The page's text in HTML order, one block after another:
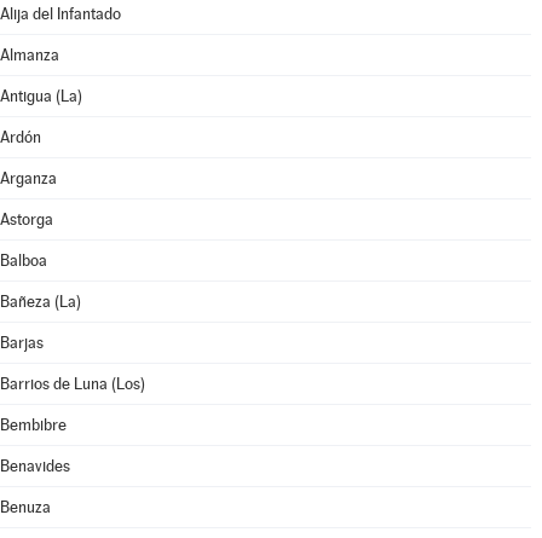
Alija del Infantado
Almanza
Antigua (La)
Ardón
Arganza
Astorga
Balboa
Bañeza (La)
Barjas
Barrios de Luna (Los)
Bembibre
Benavides
Benuza